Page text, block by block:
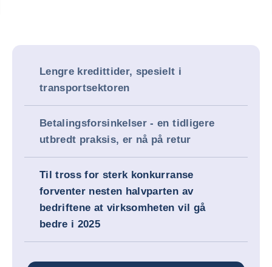
Lengre kredittider, spesielt i
transportsektoren
Betalingsforsinkelser - en tidligere
utbredt praksis, er nå på retur
Til tross for sterk konkurranse
forventer nesten halvparten av
bedriftene at virksomheten vil gå
bedre i 2025